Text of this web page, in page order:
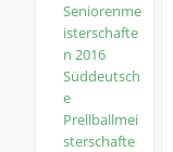
Seniorenme
isterschafte
n 2016
Süddeutsch
e
Prellballmei
sterschafte